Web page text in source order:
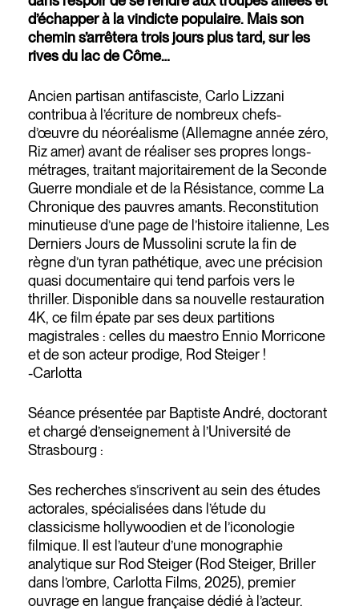
d’échapper à la vindicte populaire. Mais son
chemin s’arrêtera trois jours plus tard, sur les
rives du lac de Côme…
Ancien partisan antifasciste, Carlo Lizzani
contribua à l’écriture de nombreux chefs-
d’œuvre du néoréalisme (Allemagne année zéro,
Riz amer) avant de réaliser ses propres longs-
métrages, traitant majoritairement de la Seconde
Guerre mondiale et de la Résistance, comme La
Chronique des pauvres amants. Reconstitution
minutieuse d’une page de l’histoire italienne, Les
Derniers Jours de Mussolini scrute la fin de
règne d’un tyran pathétique, avec une précision
quasi documentaire qui tend parfois vers le
thriller. Disponible dans sa nouvelle restauration
4K, ce film épate par ses deux partitions
magistrales : celles du maestro Ennio Morricone
et de son acteur prodige, Rod Steiger !
-Carlotta
Séance présentée par Baptiste André, doctorant
et chargé d’enseignement à l’Université de
Strasbourg :
Ses recherches s’inscrivent au sein des études
actorales, spécialisées dans l’étude du
classicisme hollywoodien et de l’iconologie
filmique. Il est l’auteur d’une monographie
analytique sur Rod Steiger (Rod Steiger, Briller
dans l’ombre, Carlotta Films, 2025), premier
ouvrage en langue française dédié à l’acteur.